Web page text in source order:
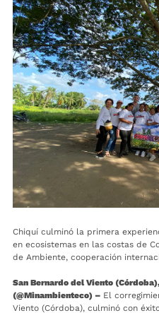
Chiquí culminó la primera
en ecosistemas en las costas de
de Ambiente, cooperación
San Bernardo del Viento
(@Minambienteco) – El
Viento (Córdoba), culminó con